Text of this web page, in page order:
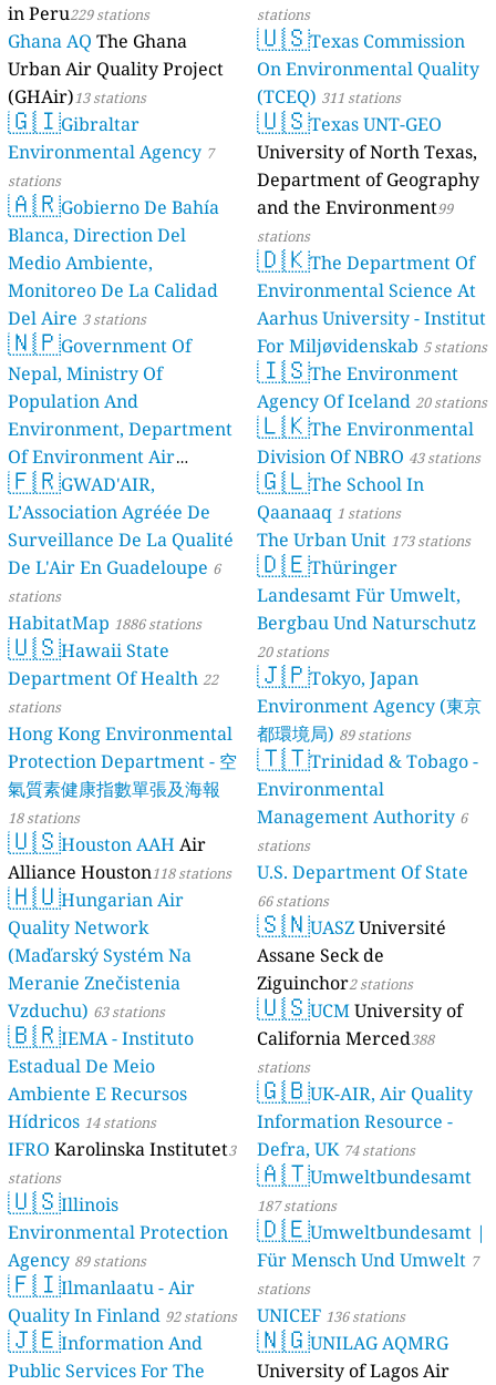
in Peru229 stations
Ghana AQ The Ghana
Urban Air Quality Project
(GHAir)13 stations
🇬🇮Gibraltar
Environmental Agency 7
stations
🇦🇷Gobierno De Bahía
Blanca, Direction Del
Medio Ambiente,
Monitoreo De La Calidad
Del Aire 3 stations
🇳🇵Government Of
Nepal, Ministry Of
Population And
Environment, Department
Of Environment Air
Quality Monitoring
stations
🇫🇷GWAD'AIR,
L’Association Agréée De
Surveillance De La Qualité
De L'Air En Guadeloupe 6
stations
HabitatMap 1886 stations
🇺🇸Hawaii State
Department Of Health 22
stations
Hong Kong Environmental
Protection Department - 空
氣質素健康指數單張及海報
18 stations
🇺🇸Houston AAH Air
Alliance Houston118 stations
🇭🇺Hungarian Air
Quality Network
(Maďarský Systém Na
Meranie Znečistenia
Vzduchu) 63 stations
🇧🇷IEMA - Instituto
Estadual De Meio
Ambiente E Recursos
Hídricos 14 stations
IFRO Karolinska Institutet3
stations
🇺🇸Illinois
Environmental Protection
Agency 89 stations
🇫🇮Ilmanlaatu - Air
Quality In Finland 92 stations
🇯🇪Information And
Public Services For The
stations
🇺🇸Texas Commission
On Environmental Quality
(TCEQ) 311 stations
🇺🇸Texas UNT-GEO
University of North Texas,
Department of Geography
and the Environment99
stations
🇩🇰The Department Of
Environmental Science At
Aarhus University - Institut
For Miljøvidenskab 5 stations
🇮🇸The Environment
Agency Of Iceland 20 stations
🇱🇰The Environmental
Division Of NBRO 43 stations
🇬🇱The School In
Qaanaaq 1 stations
The Urban Unit 173 stations
🇩🇪Thüringer
Landesamt Für Umwelt,
Bergbau Und Naturschutz
20 stations
🇯🇵Tokyo, Japan
Environment Agency (東京
都環境局) 89 stations
🇹🇹Trinidad & Tobago -
Environmental
Management Authority 6
stations
U.S. Department Of State
66 stations
🇸🇳UASZUniversité
Assane Seck de
Ziguinchor2 stations
🇺🇸UCMUniversity of
California Merced388
stations
🇬🇧UK-AIR, Air Quality
Information Resource -
Defra, UK 74 stations
🇦🇹Umweltbundesamt
187 stations
🇩🇪Umweltbundesamt |
Für Mensch Und Umwelt 7
stations
UNICEF 136 stations
🇳🇬UNILAG AQMRG
University of Lagos Air